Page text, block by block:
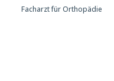
Facharzt für Orthopädie